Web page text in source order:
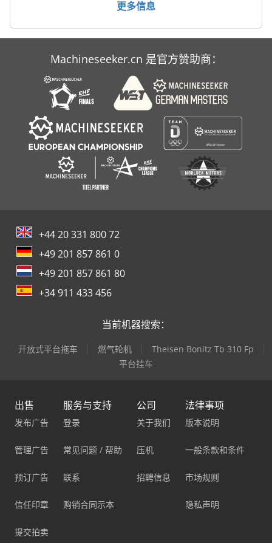
更多信息
Machineseeker.cn 是官方赞助商：
+44 20 331 800 72
+49 201 857 861 0
+49 201 857 861 80
+34 911 433 456
当前机器搜索：
开放式平台拖车 燃气轮机
Theisen Bonitz Tb 310 Fp
平台挂车
出售
发布广告
管理广告
预订广告
信任印章
提交拍卖
服务与支持
登录
常见问题 / 帮助
联系
购销合同示本
公司
关于我们
压机
招聘信息
法律事项
版本说明
一般条款和条件
市场规则
隐私声明